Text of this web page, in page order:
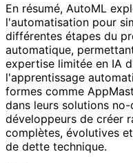
En résumé, AutoML
l'automatisation pour
différentes étapes du
automatique,
expertise limitée en IA
l'apprentissage
formes comme
dans leurs solutions
développeurs de créer
complètes, évolutives
de dette technique.